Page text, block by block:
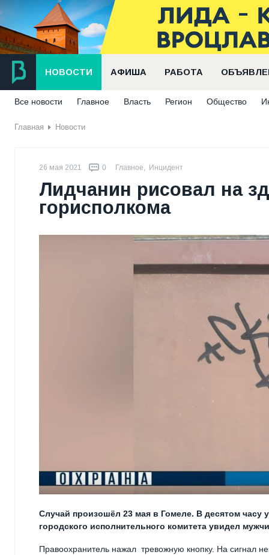
НОВОСТИ АФИША РАБОТА
Все новости Главное Власть Регион Общество
Главная Новости
26 мая 2021 0 Главное, Инцидент
Лидчанин рисовал на
горисполкома
Случай произошёл 23 мая в Гомеле. В десятом
городского исполнительного комитета увидел
Правоохранитель нажал тревожную кнопку. На сигнал